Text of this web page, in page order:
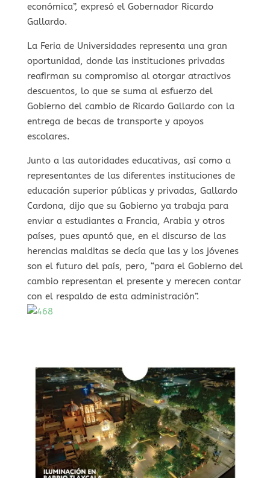
económica”, expresó el Gobernador Ricardo
Gallardo.
La Feria de Universidades representa una gran
oportunidad, donde las instituciones privadas
reafirman su compromiso al otorgar atractivos
descuentos, lo que se suma al esfuerzo del
Gobierno del cambio de Ricardo Gallardo con la
entrega de becas de transporte y apoyos
escolares.
Junto a las autoridades educativas, así como a
representantes de las diferentes instituciones de
educación superior públicas y privadas, Gallardo
Cardona, dijo que su Gobierno ya trabaja para
enviar a estudiantes a Francia, Arabia y otros
países, pues apuntó que, en el discurso de las
herencias malditas se decía que las y los jóvenes
son el futuro del país, pero, “para el Gobierno del
cambio representan el presente y merecen contar
con el respaldo de esta administración”.